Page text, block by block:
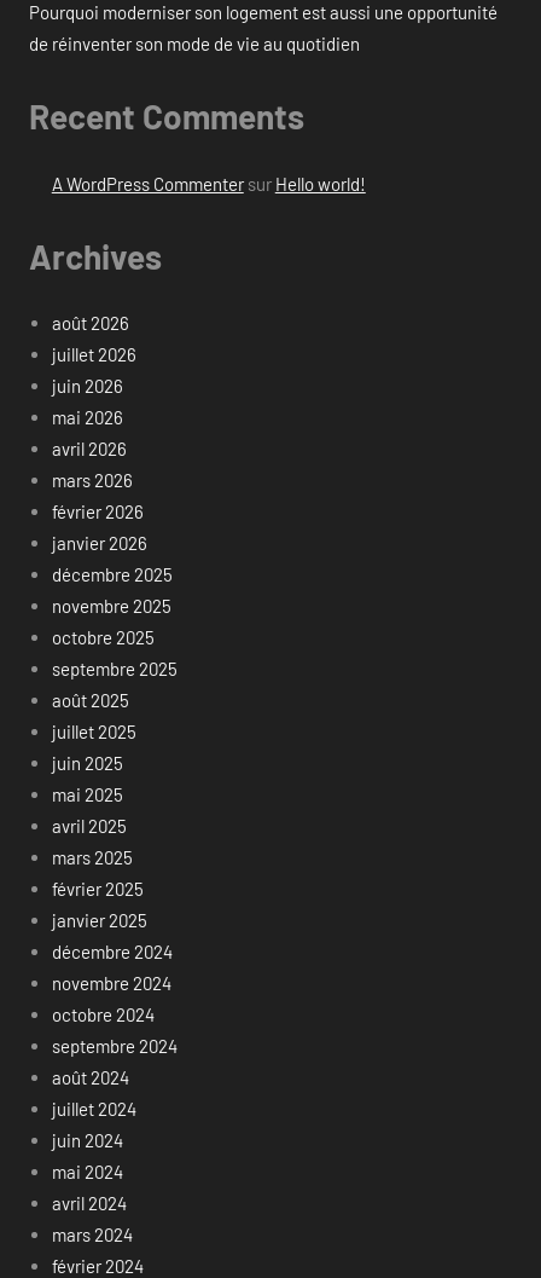
Pourquoi moderniser son logement est aussi une opportunité
de réinventer son mode de vie au quotidien
Recent Comments
A WordPress Commentersur Hello world!
Archives
août 2026
juillet 2026
juin 2026
mai 2026
avril 2026
mars 2026
février 2026
janvier 2026
décembre 2025
novembre 2025
octobre 2025
septembre 2025
août 2025
juillet 2025
juin 2025
mai 2025
avril 2025
mars 2025
février 2025
janvier 2025
décembre 2024
novembre 2024
octobre 2024
septembre 2024
août 2024
juillet 2024
juin 2024
mai 2024
avril 2024
mars 2024
février 2024